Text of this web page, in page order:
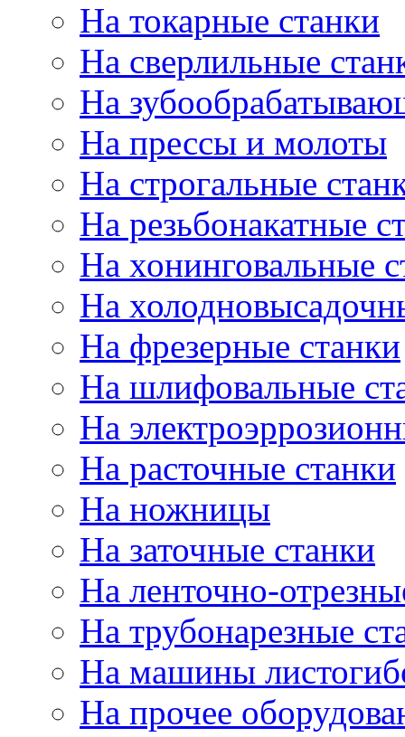
На токарные станки
На сверлильные
На
На прессы и молоты
На строгальные
На резьбонакатные
На хонинговальные
На
На фрезерные станки
На шлифовальные
На
На расточные станки
На ножницы
На заточные станки
На ленточно-
На трубонарезные
На машины
На прочее